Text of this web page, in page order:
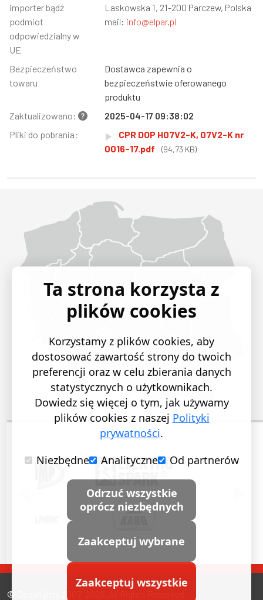
importer bądź
podmiot
odpowiedzialny w
UE
Laskowska 1, 21-200 Parczew, Polska
mail: info@elpar.pl
Bezpieczeństwo
towaru
Dostawca zapewnia o
bezpieczeństwie oferowanego
produktu
Zaktualizowano:
2025-04-17 09:38:02
Pliki do pobrania:
CPR DOP H07V2-K, 07V2-K nr
0016-17.pdf
(94,73 KB)
POPRZEDNI SLAJD
© Copyrights 2007-2026. All Rights Reserved.
Ta strona korzysta z
plików cookies
Korzystamy z plików cookies, aby
dostosować zawartość strony do twoich
preferencji oraz w celu zbierania danych
statystycznych o użytkownikach.
Dowiedz się więcej o tym, jak używamy
plików cookies z naszej Polityki
prywatności.
Niezbędne
Analityczne Od partnerów
Odrzuć wszystkie
oprócz niezbędnych
Zaakceptuj wybrane
Zaakceptuj wszystkie